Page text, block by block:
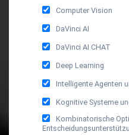
Computer Vision
DaVinci AI
DaVinci AI CHAT
Deep Learning
Intelligente Agenten
Kognitive Systeme
Kombinatorische